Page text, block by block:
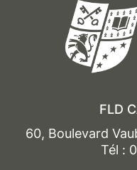
FLD
60, Boulevard
Tél :